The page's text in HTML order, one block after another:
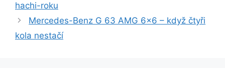
hachi-roku
Mercedes-Benz G 63 AMG 6×6 – když čtyři
kola nestačí